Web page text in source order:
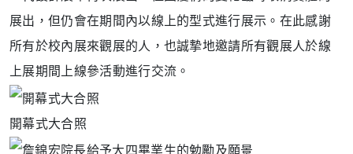
展出，但仍會在期間內以線上的型式進行展示。在此感謝
所有於校內展來觀展的人，也誠摯地邀請所有觀展人於線
上展期間上線參活動進行交流。
開幕式大合照